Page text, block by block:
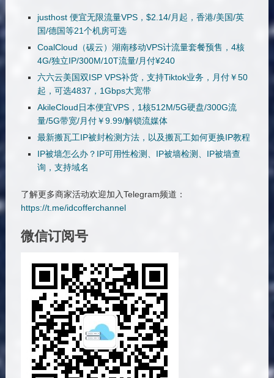
justhost 便宜无限流量VPS，$2.14/月起，香港/美国/英
国/德国等21个机房可选
CoalCloud（碳云）湖南移动VPS计流量套餐预售，4核
4G/独立IP/300M/10T流量/月付¥240
六六云美国双ISP VPS补货，支持Tiktok业务，月付￥50
起，可选4837，1Gbps大宽带
AkileCloud日本便宜VPS，1核512M/5G硬盘/300G流
量/5G带宽/月付￥9.99/解锁流媒体
最新搬瓦工IP被封检测方法，以及搬瓦工如何更换IP教程
IP被墙怎么办？IP可用性检测、IP被墙检测、IP被墙查
询，支持域名
了解更多商家活动欢迎加入Telegram频道：
https://t.me/idcofferchannel
微信订阅号